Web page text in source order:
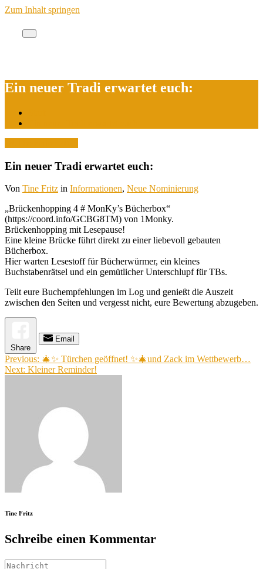
Zum Inhalt springen
Cache des Jahres Berlin
Ein neuer Tradi erwartet euch:
Ein neuer Tradi erwartet euch:
Von Tine Fritz in Informationen, Neue Nominierung
„Brückenhopping 4 # MonKy’s Bücherbox“
(https://coord.info/GCBG8TM) von 1Monky.
Brückenhopping mit Lesepause!
Eine kleine Brücke führt direkt zu einer liebevoll gebauten
Bücherbox.
Hier warten Lesestoff für Bücherwürmer, ein kleines
Buchstabenrätsel und ein gemütlicher Unterschlupf für TBs.
Teilt eure Buchempfehlungen im Log und genießt die Auszeit
zwischen den Seiten und vergesst nicht, eure Bewertung abzugeben.
Share
Email
Beitragsnavigation
Previous: 🎄✨ Türchen geöffnet! ✨🎄und Zack im Wettbewerb…
Next: Kleiner Reminder!
Tine Fritz
Schreibe einen Kommentar